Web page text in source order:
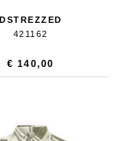
DSTREZZED
421162
€ 140,00